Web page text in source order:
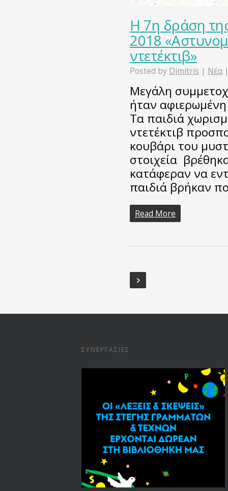
Η 7η δράση
2018
ντετέκτιβ»
Posted by Dimitris | Νέα
Μεγάλη
ήταν
Τα παιδιά
ντετέκτιβ
κουβάρι του
στοιχεία
κατάφεραν να
παιδιά βρήκαν
Read More
ΣΥΝΕΡΓΑΣΊΕΣ